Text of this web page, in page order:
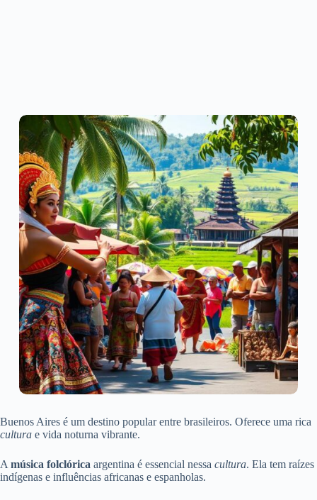
Buenos Aires é um destino popular entre brasileiros. Oferece uma rica
cultura e vida noturna vibrante.
A música folclórica argentina é essencial nessa cultura. Ela tem raízes
indígenas e influências africanas e espanholas.